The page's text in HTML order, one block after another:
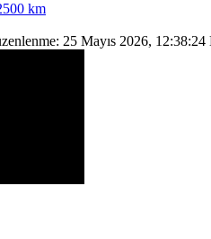
km
: 25 Mayıs 2026,